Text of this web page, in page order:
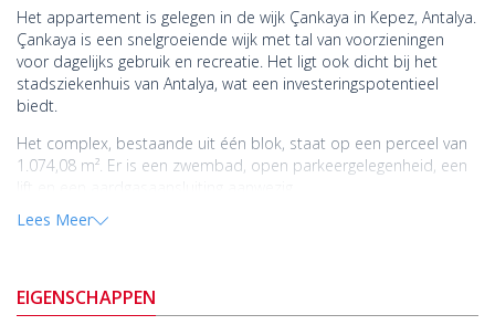
Het appartement is gelegen in de wijk Çankaya in Kepez, Antalya.
Çankaya is een snelgroeiende wijk met tal van voorzieningen
voor dagelijks gebruik en recreatie. Het ligt ook dicht bij het
stadsziekenhuis van Antalya, wat een investeringspotentieel
biedt.
Het complex, bestaande uit één blok, staat op een perceel van
1.074,08 m². Er is een zwembad, open parkeergelegenheid, een
Het appartement met 1 slaapkamer beschikt over een open
een stalen voordeur, airconditioning, een garderobekast en een
douchecabine.
Lees Meer
EIGENSCHAPPEN